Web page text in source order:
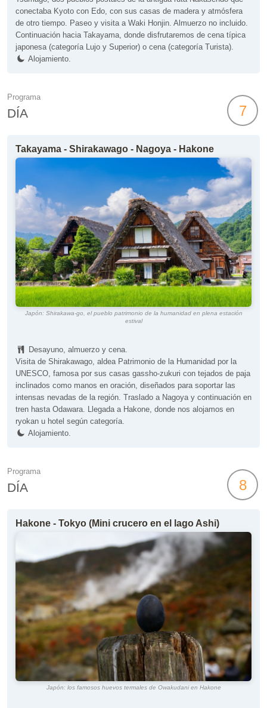
conectaba Kyoto con Edo, con sus casas de madera y atmósfera
de otro tiempo. Paseo y visita a Waki Honjin. Almuerzo no incluido.
Continuación hacia Takayama, donde disfrutaremos de cena típica
japonesa (categoría Lujo y Superior) o cena (categoría Turista).
Alojamiento.
Programa
DÍA 7
Takayama - Shirakawago - Nagoya - Hakone
Japón: Shirakawa-go, el pueblo patrimonio de la humanidad en plena estación
estival
Desayuno, almuerzo y cena.
Visita de Shirakawago, aldea Patrimonio de la Humanidad por la
UNESCO, famosa por sus casas gassho-zukuri con tejados de paja
inclinados como manos en oración, diseñados para soportar las
intensas nevadas de la región. Traslado a Nagoya y continuación en
tren hasta Odawara. Llegada a Hakone, donde nos alojamos en
ryokan u hotel según categoría.
Alojamiento.
Programa
DÍA 8
Hakone - Tokyo (Mini crucero en el lago Ashi)
Japón: los famosos huevos termales de Owakudani en Hakone